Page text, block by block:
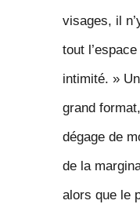
visages, il
tout
intimité. »
grand
dégage de
de la
alors que le